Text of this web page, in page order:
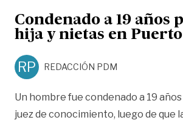
Condenado a 19 años
hija y nietas en
RP REDACCIÓN PDM
Un hombre fue condenado a 19
juez de conocimiento, luego de que